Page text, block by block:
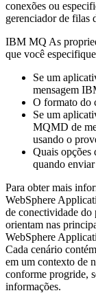
conexões ou
gerenciador de filas
IBM MQ As
que você
Se um
mensagem
O formato do
Se um
MQMD de
usando o
Quais opções
quando enviar
Para obter mais
WebSphere
de conectividade do
orientam nas
WebSphere
Cada cenário
em um contexto de
conforme progride,
informações.